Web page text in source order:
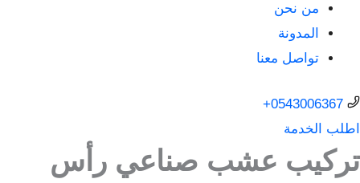
من نحن
المدونة
تواصل معنا
0543006367+
اطلب الخدمة
تركيب عشب صناعي رأس